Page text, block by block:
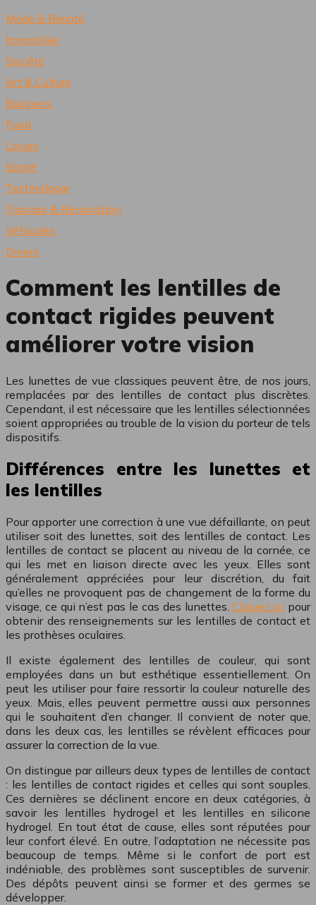
Mode & Beauté
Immobilier
Société
Art & Culture
Business
Food
Loisirs
Santé
Technologie
Travaux & Rénovation
Véhicules
Divers
Comment les lentilles de
contact rigides peuvent
améliorer votre vision
Les lunettes de vue classiques peuvent être, de nos jours,
remplacées par des lentilles de contact plus discrètes.
Cependant, il est nécessaire que les lentilles sélectionnées
soient appropriées au trouble de la vision du porteur de tels
dispositifs.
Différences entre les lunettes et
les lentilles
Pour apporter une correction à une vue défaillante, on peut
utiliser soit des lunettes, soit des lentilles de contact. Les
lentilles de contact se placent au niveau de la cornée, ce
qui les met en liaison directe avec les yeux. Elles sont
généralement appréciées pour leur discrétion, du fait
qu’elles ne provoquent pas de changement de la forme du
visage, ce qui n’est pas le cas des lunettes.Cliquez ici pour
obtenir des renseignements sur les lentilles de contact et
les prothèses oculaires.
Il existe également des lentilles de couleur, qui sont
employées dans un but esthétique essentiellement. On
peut les utiliser pour faire ressortir la couleur naturelle des
yeux. Mais, elles peuvent permettre aussi aux personnes
qui le souhaitent d’en changer. Il convient de noter que,
dans les deux cas, les lentilles se révèlent efficaces pour
assurer la correction de la vue.
On distingue par ailleurs deux types de lentilles de contact
: les lentilles de contact rigides et celles qui sont souples.
Ces dernières se déclinent encore en deux catégories, à
savoir les lentilles hydrogel et les lentilles en silicone
hydrogel. En tout état de cause, elles sont réputées pour
leur confort élevé. En outre, l’adaptation ne nécessite pas
beaucoup de temps. Même si le confort de port est
indéniable, des problèmes sont susceptibles de survenir.
Des dépôts peuvent ainsi se former et des germes se
développer.